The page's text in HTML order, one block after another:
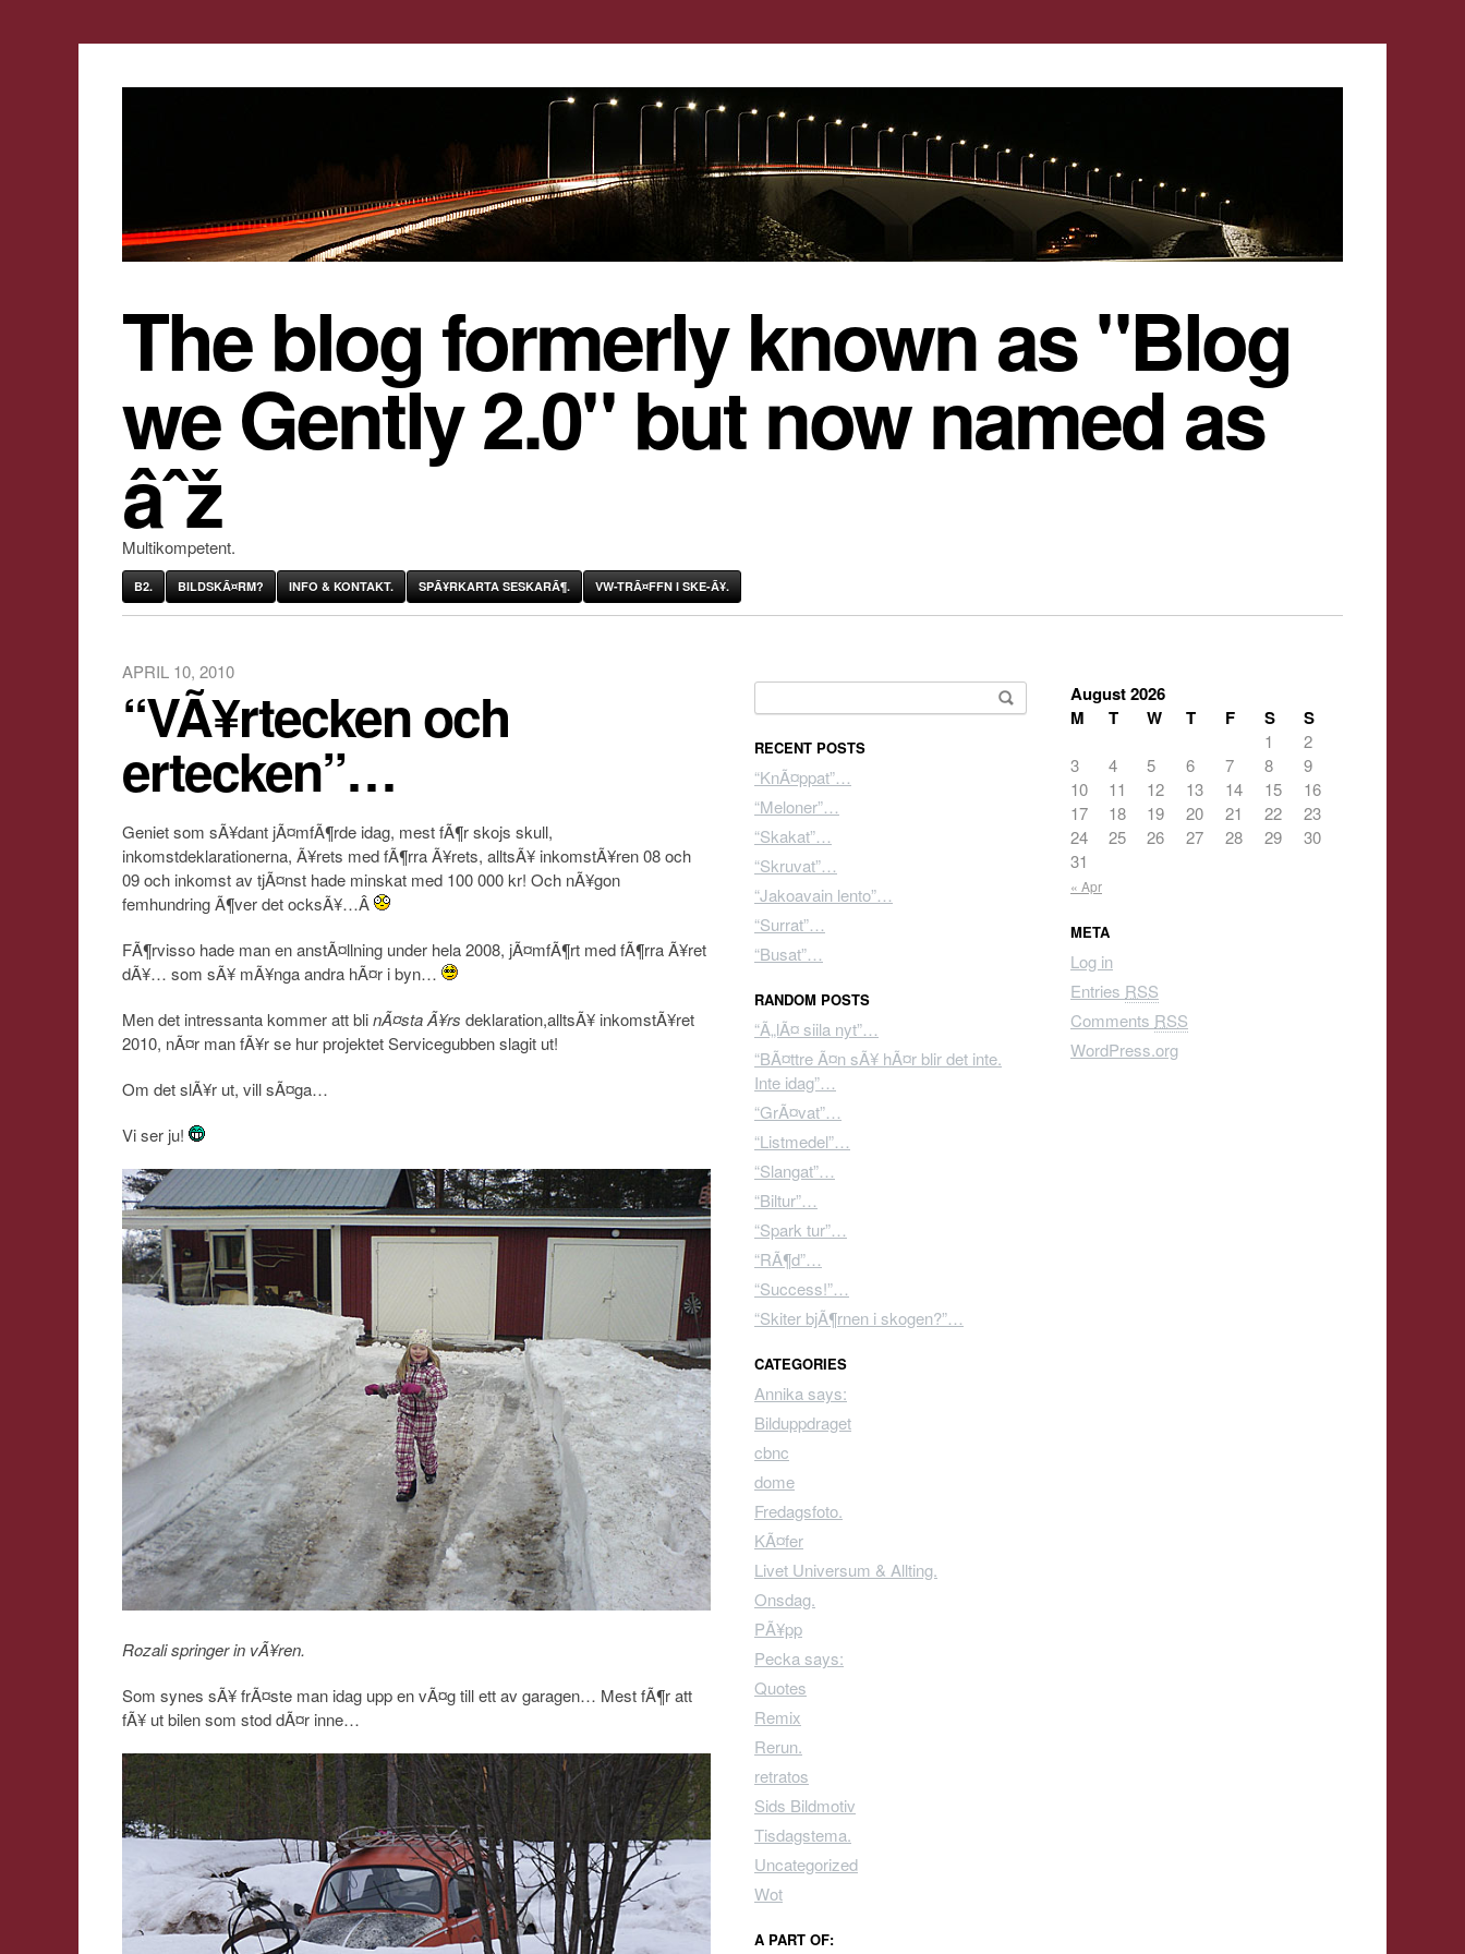
The blog formerly known as "Blog
we Gently 2.0" but now named as
âˆž
Multikompetent.
B2. BILDSKÃ¤RM? INFO & KONTAKT. SPÃ¥RKARTA SESKARÃ¶. VW-TRÃ¤FFN I SKE-Ã¥.
APRIL 10, 2010
“VÃ¥rtecken och
ertecken”…
Geniet som sÃ¥dant jÃ¤mfÃ¶rde idag, mest fÃ¶r skojs skull,
inkomstdeklarationerna, Ã¥rets med fÃ¶rra Ã¥rets, alltsÃ¥ inkomstÃ¥ren 08 och
09 och inkomst av tjÃ¤nst hade minskat med 100 000 kr! Och nÃ¥gon
femhundring Ã¶ver det ocksÃ¥…Â
FÃ¶rvisso hade man en anstÃ¤llning under hela 2008, jÃ¤mfÃ¶rt med fÃ¶rra Ã¥ret
dÃ¥… som sÃ¥ mÃ¥nga andra hÃ¤r i byn…
Men det intressanta kommer att blinÃ¤sta Ã¥rs deklaration,alltsÃ¥ inkomstÃ¥ret
2010, nÃ¤r man fÃ¥r se hur projektet Servicegubben slagit ut!
Om det slÃ¥r ut, vill sÃ¤ga…
Vi ser ju!
Rozali springer in vÃ¥ren.
Som synes sÃ¥ frÃ¤ste man idag upp en vÃ¤g till ett av garagen… Mest fÃ¶r att
fÃ¥ ut bilen som stod dÃ¤r inne…
RECENT POSTS
“KnÃ¤ppat”…
“Meloner”…
“Skakat”…
“Skruvat”…
“Jakoavain lento”…
“Surrat”…
“Busat”…
RANDOM POSTS
“Ã„lÃ¤ siila nyt”…
“BÃ¤ttre Ã¤n sÃ¥ hÃ¤r blir det inte.
Inte idag”…
“GrÃ¤vat”…
“Listmedel”…
“Slangat”…
“Biltur”…
“Spark tur”…
“RÃ¶d”…
“Success!”…
“Skiter bjÃ¶rnen i skogen?”…
CATEGORIES
Annika says:
Bilduppdraget
cbnc
dome
Fredagsfoto.
KÃ¤fer
Livet Universum & Allting.
Onsdag.
PÃ¥pp
Pecka says:
Quotes
Remix
Rerun.
retratos
Sids Bildmotiv
Tisdagstema.
Uncategorized
Wot
A PART OF:
August 2026
M
T W T F S S
« Apr
1
2
3
4 5 6 7 8
9
10
11 12 13 14 15
16
17
18 19 20 21 22
23
24
25 26 27 28 29
30
31
META
Log in
Entries RSS
Comments RSS
WordPress.org